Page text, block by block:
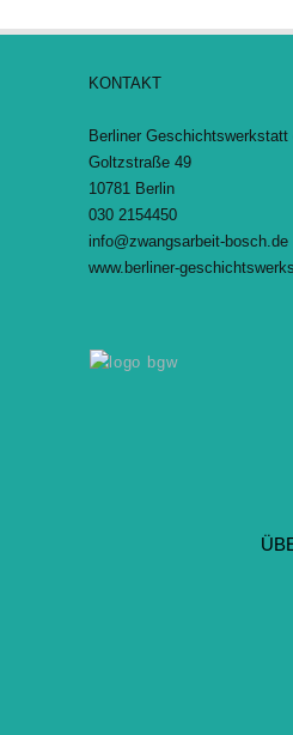
KONTAKT
Berliner Geschichtswerkstatt
Goltzstraße 49
10781 Berlin
030 2154450
info@zwangsarbeit-bosch.de
www.berliner-